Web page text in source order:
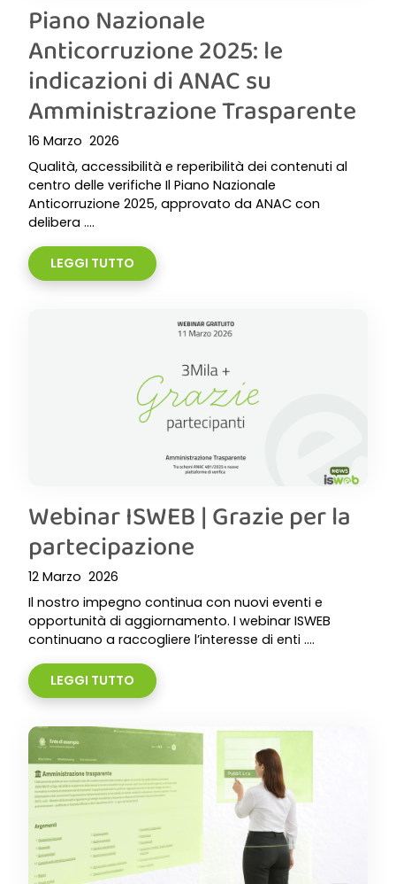
Piano Nazionale
Anticorruzione 2025: le
indicazioni di ANAC su
Amministrazione Trasparente
16 Marzo 2026
Qualità, accessibilità e reperibilità dei contenuti al
centro delle verifiche Il Piano Nazionale
Anticorruzione 2025, approvato da ANAC con
delibera ....
LEGGI TUTTO
Webinar ISWEB | Grazie per la
partecipazione
12 Marzo 2026
Il nostro impegno continua con nuovi eventi e
opportunità di aggiornamento. I webinar ISWEB
continuano a raccogliere l’interesse di enti ....
LEGGI TUTTO